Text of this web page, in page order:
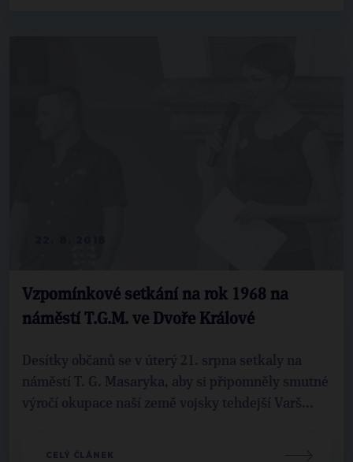
Vzpomínkové setkání na rok 1968 na
náměstí T.G.M. ve Dvoře Králové
Desítky občanů se v úterý 21. srpna setkaly na
náměstí T. G. Masaryka, aby si připomněly smutné
výročí okupace naší země vojsky tehdejší Varš...
CELÝ ČLÁNEK